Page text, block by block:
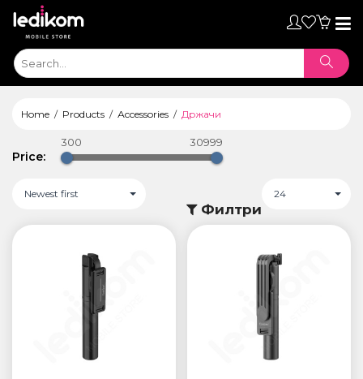
Home Products Аccessories Држачи
Price:
300 30999
Newest first 24
Филтри